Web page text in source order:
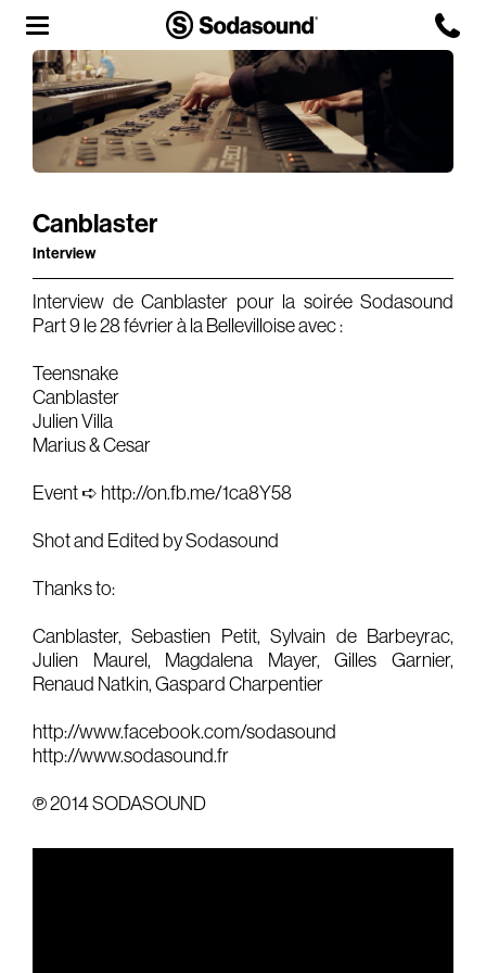
Agency
Team
3D Tour
Studios
Live Room
Music
Mixing
Mastering
Producing
Music
Artists
Canblaster
Interview
Interview de Canblaster pour la soirée Sodasound
Part 9 le 28 février à la Bellevilloise avec :
Teensnake
Canblaster
Julien Villa
Marius & Cesar
Event ➪ http://on.fb.me/1ca8Y58
Shot and Edited by Sodasound
Thanks to:
Canblaster, Sebastien Petit, Sylvain de Barbeyrac,
Julien Maurel, Magdalena Mayer, Gilles Garnier,
Renaud Natkin, Gaspard Charpentier
http://www.facebook.com/sodasound
http://www.sodasound.fr
℗ 2014 SODASOUND